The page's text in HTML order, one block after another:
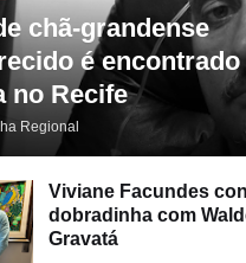
chã-grandense
é encontrado
no Recife
Regional
Viviane Facundes
dobradinha com
Gravatá